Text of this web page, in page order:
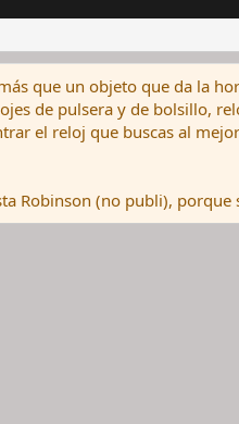
que un objeto que da la
de pulsera y de bolsillo,
el reloj que buscas al
Robinson (no publi), porque